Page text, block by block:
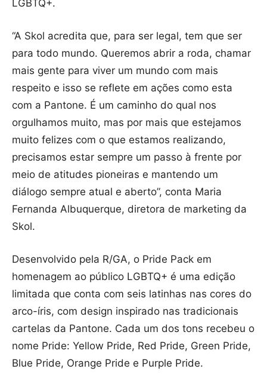
LGBTQ+.
“A Skol acredita que, para ser legal, tem que ser
para todo mundo. Queremos abrir a roda, chamar
mais gente para viver um mundo com mais
respeito e isso se reflete em ações como esta
com a Pantone. É um caminho do qual nos
orgulhamos muito, mas por mais que estejamos
muito felizes com o que estamos realizando,
precisamos estar sempre um passo à frente por
meio de atitudes pioneiras e mantendo um
diálogo sempre atual e aberto”, conta Maria
Fernanda Albuquerque, diretora de marketing da
Skol.
Desenvolvido pela R/GA, o Pride Pack em
homenagem ao público LGBTQ+ é uma edição
limitada que conta com seis latinhas nas cores do
arco-íris, com design inspirado nas tradicionais
cartelas da Pantone. Cada um dos tons recebeu o
nome Pride: Yellow Pride, Red Pride, Green Pride,
Blue Pride, Orange Pride e Purple Pride.